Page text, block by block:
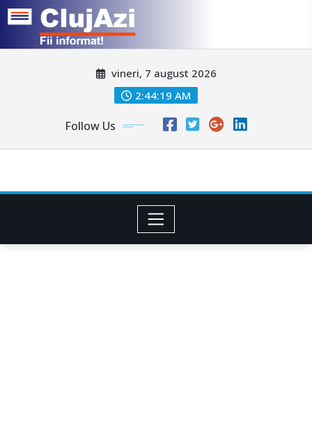
vineri, 7 august 2026
2:44:21 AM
Follow Us